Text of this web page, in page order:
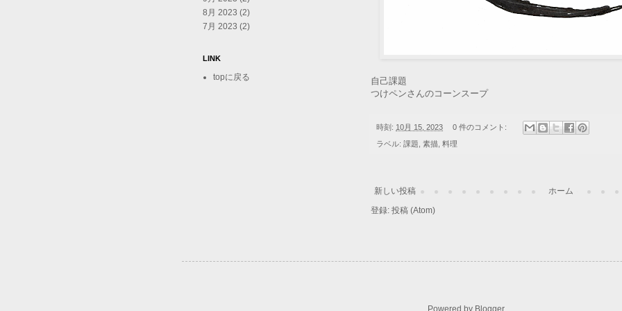
自己課題
つけペンさんのコーンスープ
時刻: 10月 15, 2023 0 件のコメント:
ラベル: 課題 素描 料理
新しい投稿
ホーム
登録: 投稿 (Atom)
8月 2023 (2)
7月 2023 (2)
LINK
topに戻る